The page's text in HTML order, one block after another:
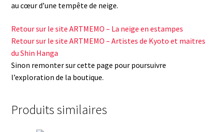
au cœur d’une tempête de neige.
Retour sur le site ARTMEMO – La neige en estampes
Retour sur le site ARTMEMO – Artistes de Kyoto et maitres
du Shin Hanga
Sinon remonter sur cette page pour poursuivre
l’exploration de la boutique.
Produits similaires